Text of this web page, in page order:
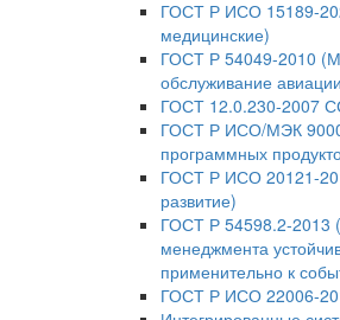
ГОСТ Р ИСО 15189-
медицинские)
ГОСТ Р 54049-2010
обслуживание
ГОСТ 12.0.230-2007
ГОСТ Р ИСО/МЭК
программных
ГОСТ Р ИСО 20121-
развитие)
ГОСТ Р 54598.2-2013
менеджмента
применительно к
ГОСТ Р ИСО 22006-